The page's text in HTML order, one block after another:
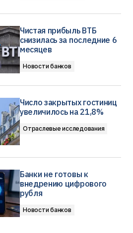
Чистая прибыль ВТБ
снизилась за последние 6
месяцев
Новости банков
Число закрытых гостиниц
увеличилось на 21,8%
Отраслевые исследования
Банки не готовы к
внедрению цифрового
рубля
Новости банков